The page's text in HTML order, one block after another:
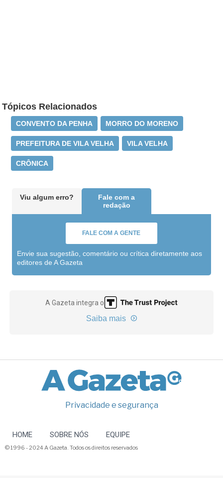
Tópicos Relacionados
CONVENTO DA PENHA MORRO DO MORENO
PREFEITURA DE VILA VELHA VILA VELHA
CRÔNICA
Viu algum erro?
Fale com a
redação
FALE COM A GENTE
Envie sua sugestão, comentário ou crítica diretamente aos
editores de A Gazeta
A Gazeta integra o
Saiba mais
Privacidade e segurança
HOME SOBRE NÓS EQUIPE
© 1996 - 2024 A Gazeta. Todos os direitos reservados